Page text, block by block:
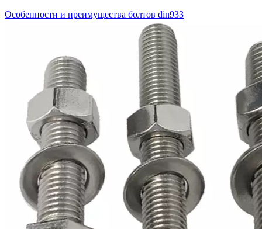
Особенности и преимущества болтов din933